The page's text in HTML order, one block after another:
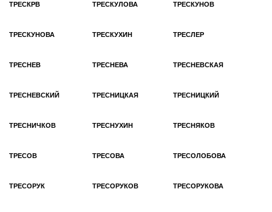
ТРЕСКРВ ТРЕСКУЛОВА ТРЕСКУНОВ
ТРЕСКУНОВА ТРЕСКУХИН ТРЕСЛЕР
ТРЕСНЕВ ТРЕСНЕВА ТРЕСНЕВСКАЯ
ТРЕСНЕВСКИЙ ТРЕСНИЦКАЯ ТРЕСНИЦКИЙ
ТРЕСНИЧКОВ ТРЕСНУХИН ТРЕСНЯКОВ
ТРЕСОВ ТРЕСОВА ТРЕСОЛОБОВА
ТРЕСОРУК ТРЕСОРУКОВ ТРЕСОРУКОВА